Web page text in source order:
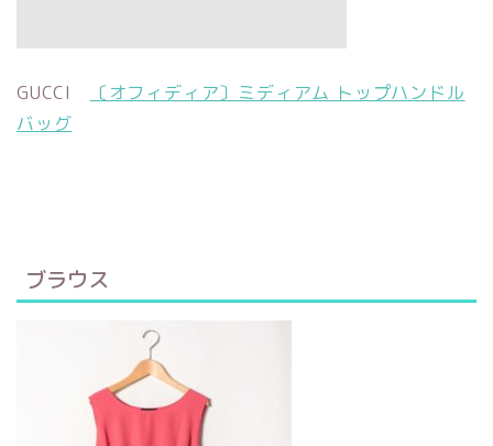
GUCCI
〔オフィディア〕ミディアム トップハンドル
バッグ
ブラウス